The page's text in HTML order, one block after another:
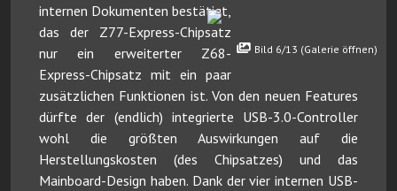
Bild 6/13 (Galerie öffnen)
internen Dokumenten bestätigt,
das der Z77-Express-Chipsatz
nur ein erweiterter Z68-
Express-Chipsatz mit ein paar
zusätzlichen Funktionen ist. Von den neuen Features
dürfte der (endlich) integrierte USB-3.0-Controller
wohl die größten Auswirkungen auf die
Herstellungskosten (des Chipsatzes) und das
Mainboard-Design haben. Dank der vier internen USB-